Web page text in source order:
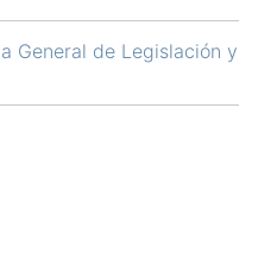
General de Legislación y